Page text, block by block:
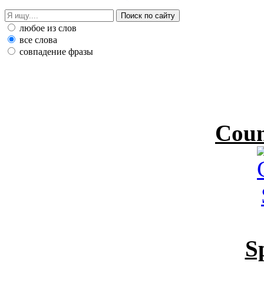
любое из слов
все слова
совпадение фразы